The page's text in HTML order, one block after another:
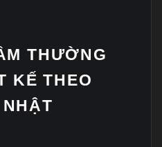
THƯỜNG
KẾ THEO